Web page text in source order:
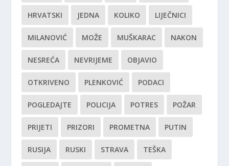
HRVATSKI JEDNA KOLIKO LIJEČNICI
MILANOVIĆ MOŽE MUŠKARAC NAKON
NESREĆA NEVRIJEME OBJAVIO
OTKRIVENO PLENKOVIĆ PODACI
POGLEDAJTE POLICIJA POTRES POŽAR
PRIJETI PRIZORI PROMETNA PUTIN
RUSIJA RUSKI STRAVA TEŠKA